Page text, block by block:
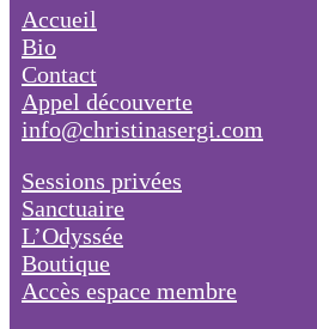
Accueil
Bio
Contact
Appel découverte
info@christinasergi.com
Sessions privées
Sanctuaire
L’Odyssée
Boutique
Accès espace membre